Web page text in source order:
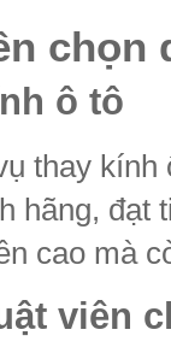
chọn
ô tô
thay
hãng, đạt
cao mà
viên